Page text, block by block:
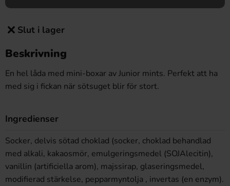
Slut i lager
Beskrivning
En hel låda med mini-boxar av Junior mints. Perfekt att ha
med sig i fickan när sötsuget blir för stort.
Ingredienser
Socker, delvis sötad choklad (socker, choklad behandlad
med alkali, kakaosmör, emulgeringsmedel (SOJAlecitin),
vanillin (artificiella arom), majssirap, glaseringsmedel,
modifierad stärkelse, pepparmyntolja , invertas (en enzym).